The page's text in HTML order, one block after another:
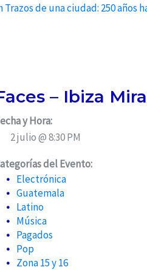
Trazos de una ciudad: 250 años
– Ibiza
y Hora:
2 julio @ 8:30 PM
del Evento:
Electrónica
Guatemala
Latino
Música
Pagados
Pop
Zona 15 y 16